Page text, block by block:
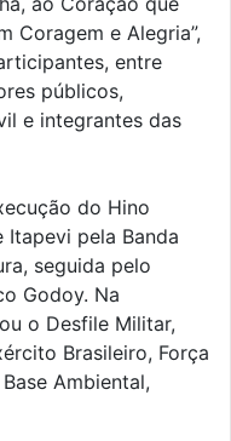
Coragem e Alegria”,
entre
públicos,
e integrantes das
do Hino
Itapevi pela Banda
seguida pelo
Godoy. Na
o Desfile Militar,
Brasileiro, Força
Ambiental,